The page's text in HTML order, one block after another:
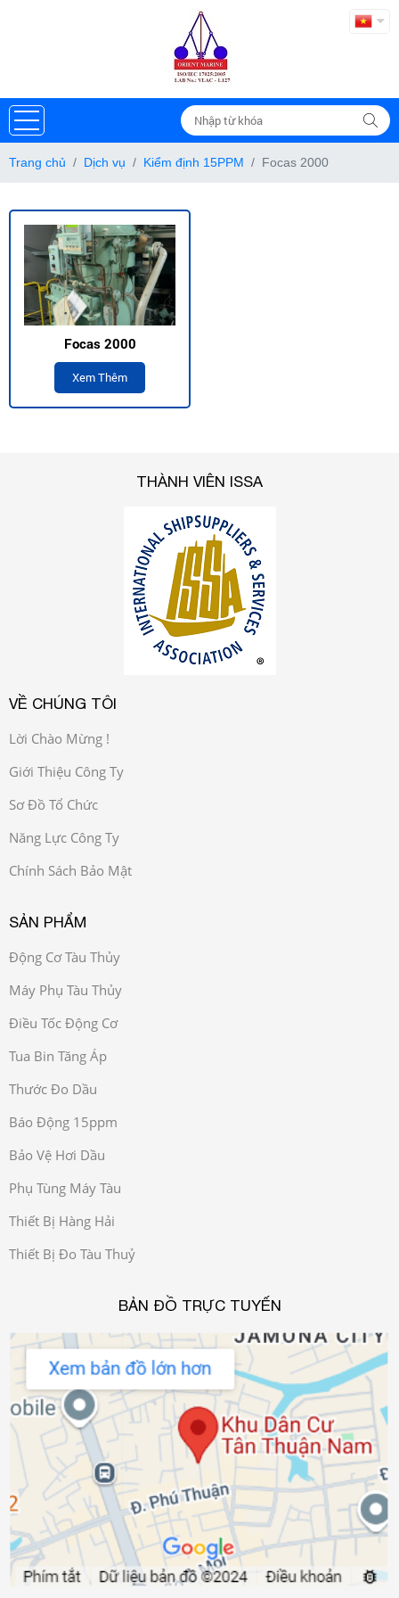
Trang chủ Dịch vụ Kiểm định 15PPM Focas 2000
Focas 2000
Xem Thêm
THÀNH VIÊN ISSA
VỀ CHÚNG TÔI
Lời Chào Mừng !
Giới Thiệu Công Ty
Sơ Đồ Tổ Chức
Năng Lực Công Ty
Chính Sách Bảo Mật
SẢN PHẨM
Động Cơ Tàu Thủy
Máy Phụ Tàu Thủy
Điều Tốc Động Cơ
Tua Bin Tăng Áp
Thước Đo Dầu
Báo Động 15ppm
Bảo Vệ Hơi Dầu
Phụ Tùng Máy Tàu
Thiết Bị Hàng Hải
Thiết Bị Đo Tàu Thuỷ
BẢN ĐỒ TRỰC TUYẾN